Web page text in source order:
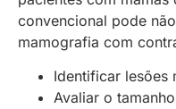
convencional pode
mamografia com
Identificar lesões
Avaliar o